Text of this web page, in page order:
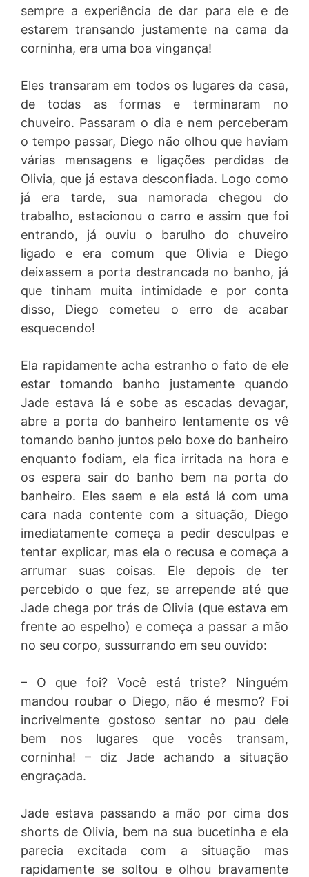
sempre a experiência de dar para ele e de
estarem transando justamente na cama da
corninha, era uma boa vingança!
Eles transaram em todos os lugares da casa,
de todas as formas e terminaram no
chuveiro. Passaram o dia e nem perceberam
o tempo passar, Diego não olhou que haviam
várias mensagens e ligações perdidas de
Olivia, que já estava desconfiada. Logo como
já era tarde, sua namorada chegou do
trabalho, estacionou o carro e assim que foi
entrando, já ouviu o barulho do chuveiro
ligado e era comum que Olivia e Diego
deixassem a porta destrancada no banho, já
que tinham muita intimidade e por conta
disso, Diego cometeu o erro de acabar
esquecendo!
Ela rapidamente acha estranho o fato de ele
estar tomando banho justamente quando
Jade estava lá e sobe as escadas devagar,
abre a porta do banheiro lentamente os vê
tomando banho juntos pelo boxe do banheiro
enquanto fodiam, ela fica irritada na hora e
os espera sair do banho bem na porta do
banheiro. Eles saem e ela está lá com uma
cara nada contente com a situação, Diego
imediatamente começa a pedir desculpas e
tentar explicar, mas ela o recusa e começa a
arrumar suas coisas. Ele depois de ter
percebido o que fez, se arrepende até que
Jade chega por trás de Olivia (que estava em
frente ao espelho) e começa a passar a mão
no seu corpo, sussurrando em seu ouvido:
– O que foi? Você está triste? Ninguém
mandou roubar o Diego, não é mesmo? Foi
incrivelmente gostoso sentar no pau dele
bem nos lugares que vocês transam,
corninha! – diz Jade achando a situação
engraçada.
Jade estava passando a mão por cima dos
shorts de Olivia, bem na sua bucetinha e ela
parecia excitada com a situação mas
rapidamente se soltou e olhou bravamente